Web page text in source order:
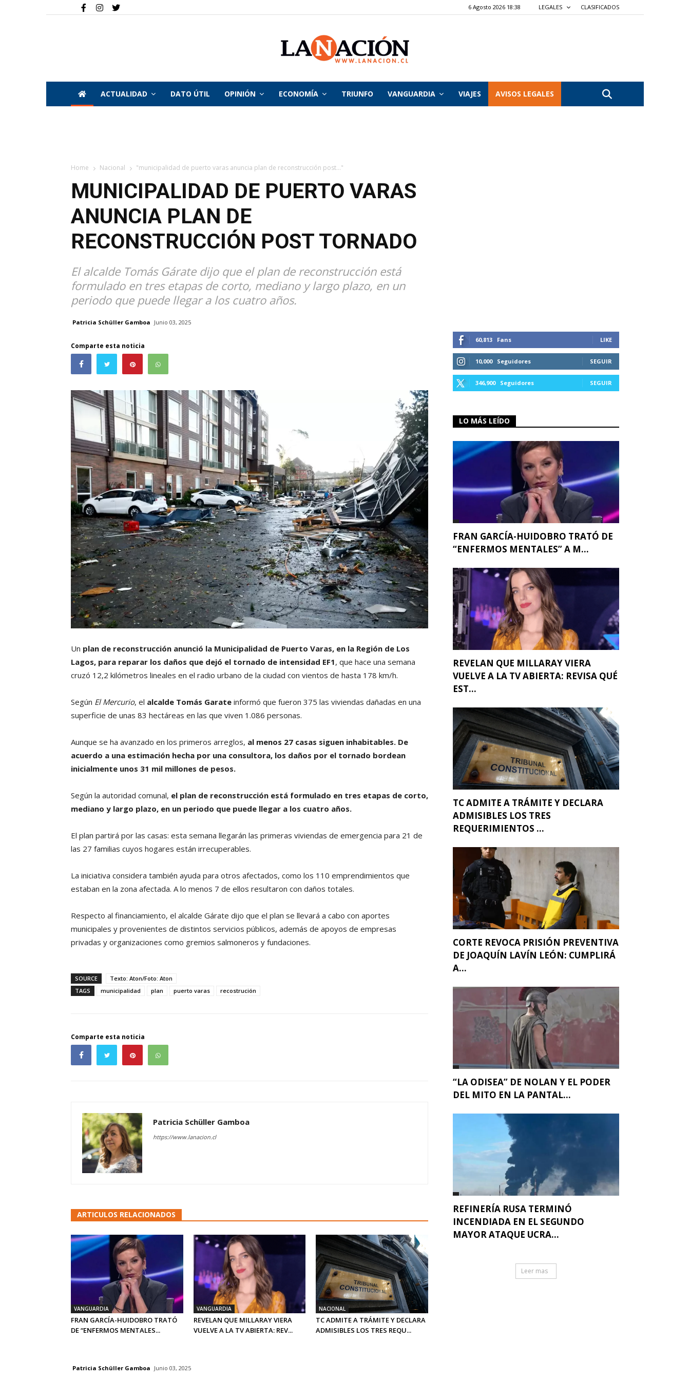
6 Agosto 2026 18:38 LEGALES CLASIFICADOS
La
ACTUALIDAD DATO ÚTIL OPINIÓN ECONOMÍA TRIUNFO VANGUARDIA VIAJES AVISOS LEGALES
Home Nacional "municipalidad de puerto varas anuncia plan de reconstrucción post..."
MUNICIPALIDAD DE PUERTO VARAS
ANUNCIA PLAN DE
RECONSTRUCCIÓN POST TORNADO
El alcalde Tomás Gárate dijo que el plan de reconstrucción está
formulado en tres etapas de corto, mediano y largo plazo, en un
periodo que puede llegar a los cuatro años.
Patricia Schüller Gamboa Junio 03, 2025
Comparte esta noticia
Un plan de reconstrucción anunció la Municipalidad de Puerto Varas, en la Región de Los
Lagos, para reparar los daños que dejó el tornado de intensidad EF1, que hace una semana
cruzó 12,2 kilómetros lineales en el radio urbano de la ciudad con vientos de hasta 178 km/h.
Según El Mercurio, el alcalde Tomás Garate informó que fueron 375 las viviendas dañadas en una
superficie de unas 83 hectáreas en las que viven 1.086 personas.
Aunque se ha avanzado en los primeros arreglos, al menos 27 casas siguen inhabitables. De
acuerdo a una estimación hecha por una consultora, los daños por el tornado bordean
inicialmente unos 31 mil millones de pesos.
Según la autoridad comunal, el plan de reconstrucción está formulado en tres etapas de corto,
mediano y largo plazo, en un periodo que puede llegar a los cuatro años.
El plan partirá por las casas: esta semana llegarán las primeras viviendas de emergencia para 21 de
las 27 familias cuyos hogares están irrecuperables.
La iniciativa considera también ayuda para otros afectados, como los 110 emprendimientos que
estaban en la zona afectada. A lo menos 7 de ellos resultaron con daños totales.
Respecto al financiamiento, el alcalde Gárate dijo que el plan se llevará a cabo con aportes
municipales y provenientes de distintos servicios públicos, además de apoyos de empresas
privadas y organizaciones como gremios salmoneros y fundaciones.
SOURCE
Texto: Aton/Foto: Aton
TAGS
municipalidad plan puerto varas recostrución
Comparte esta noticia
Patricia Schüller Gamboa
https://www.lanacion.cl
ARTICULOS RELACIONADOS
VANGUARDIA
FRAN GARCÍA-HUIDOBRO TRATÓ
DE “ENFERMOS MENTALES...
VANGUARDIA
REVELAN QUE MILLARAY VIERA
VUELVE A LA TV ABIERTA: REV...
NACIONAL
TC ADMITE A TRÁMITE Y DECLARA
ADMISIBLES LOS TRES REQU...
60,813 Fans LIKE
10,000 Seguidores SEGUIR
346,900 Seguidores SEGUIR
LO MÁS LEÍDO
FRAN GARCÍA-HUIDOBRO TRATÓ DE
“ENFERMOS MENTALES” A M...
REVELAN QUE MILLARAY VIERA
VUELVE A LA TV ABIERTA: REVISA QUÉ
EST...
TC ADMITE A TRÁMITE Y DECLARA
ADMISIBLES LOS TRES
REQUERIMIENTOS ...
CORTE REVOCA PRISIÓN PREVENTIVA
DE JOAQUÍN LAVÍN LEÓN: CUMPLIRÁ
A...
“LA ODISEA” DE NOLAN Y EL PODER
DEL MITO EN LA PANTAL...
REFINERÍA RUSA TERMINÓ
INCENDIADA EN EL SEGUNDO
MAYOR ATAQUE UCRA...
Leer mas
Patricia Schüller Gamboa Junio 03, 2025